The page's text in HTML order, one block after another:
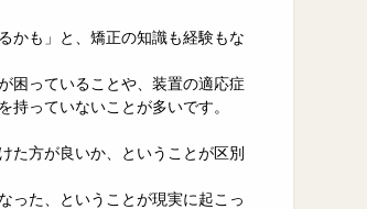
かも」と、矯正の知識も経験もな
困っていることや、装置の適応症
っていないことが多いです。
た方が良いか、ということが区別
った、ということが現実に起こっ